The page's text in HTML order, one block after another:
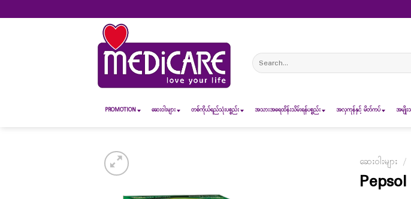
to
Search
for:
PROMOTION ဆေး၀ါးများ တစ်ကိုယ်ရည်သုံးပစ္စည်း အသားအရေထိန်းသိမ်းရန်ပစ္စည်း အလှကုန်နှင့် မိတ်ကပ် အမျိုး
ဆေးဝါးများ /